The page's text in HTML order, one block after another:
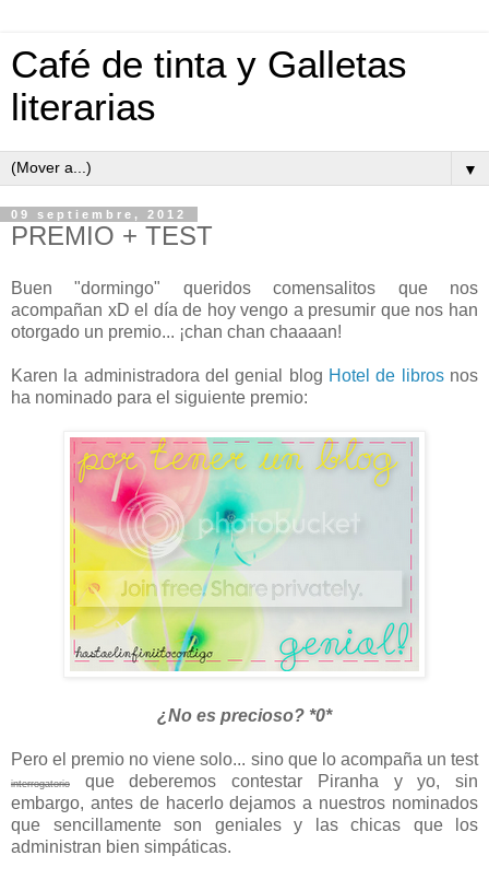
Café de tinta y Galletas
literarias
▼
09 septiembre, 2012
PREMIO + TEST
Buen "dormingo" queridos comensalitos que nos
acompañan xD el día de hoy vengo a presumir que nos han
otorgado un premio... ¡chan chan chaaaan!
Karen la administradora del genial blog Hotel de librosnos
ha nominado para el siguiente premio:
¿No es precioso? *0*
Pero el premio no viene solo... sino que lo acompaña un test
interrogatorio
que deberemos contestar Piranha y yo, sin
embargo, antes de hacerlo dejamos a nuestros nominados
que sencillamente son geniales y las chicas que los
administran bien simpáticas.